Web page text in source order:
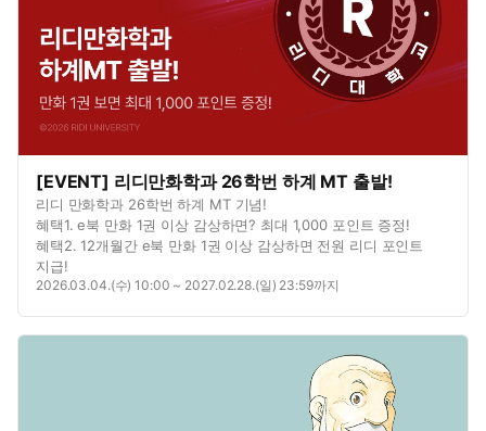
[EVENT] 리디만화학과 26학번 하계 MT 출발!
리디 만화학과 26학번 하계 MT 기념!
혜택1. e북 만화 1권 이상 감상하면? 최대 1,000 포인트 증정!
혜택2. 12개월간 e북 만화 1권 이상 감상하면 전원 리디 포인트
지급!
2026.03.04.(수) 10:00 ~ 2027.02.28.(일) 23:59까지